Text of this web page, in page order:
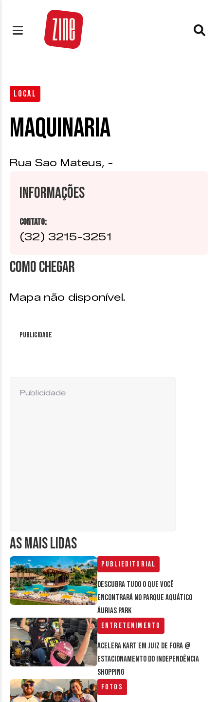
LOCAL
Maquinaria
Rua Sao Mateus, -
Informações
Contato:
(32) 3215-3251
Como chegar
Mapa não disponível.
Publicidade
AS MAIS LIDAS
Publieditorial
Descubra tudo o que você
encontrará no parque aquático
Áurias Park
Entretenimento
Acelera Kart em Juiz de Fora @
estacionamento do Independência
Shopping
Fotos
Publicidade